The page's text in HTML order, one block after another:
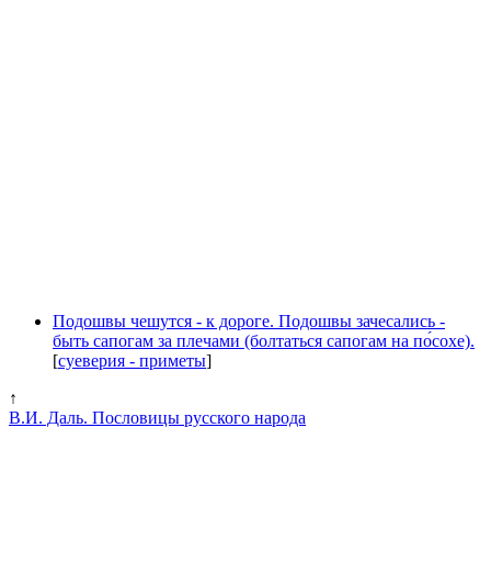
Подошвы чешутся - к дороге. Подошвы зачесались -
быть сапогам за плечами (болтаться сапогам на по́сохе).
[суеверия - приметы]
↑
В.И. Даль. Пословицы русского народа